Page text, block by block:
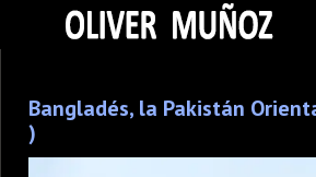
FOTOGRAFIAS
Bangladés, la Pakistán
)